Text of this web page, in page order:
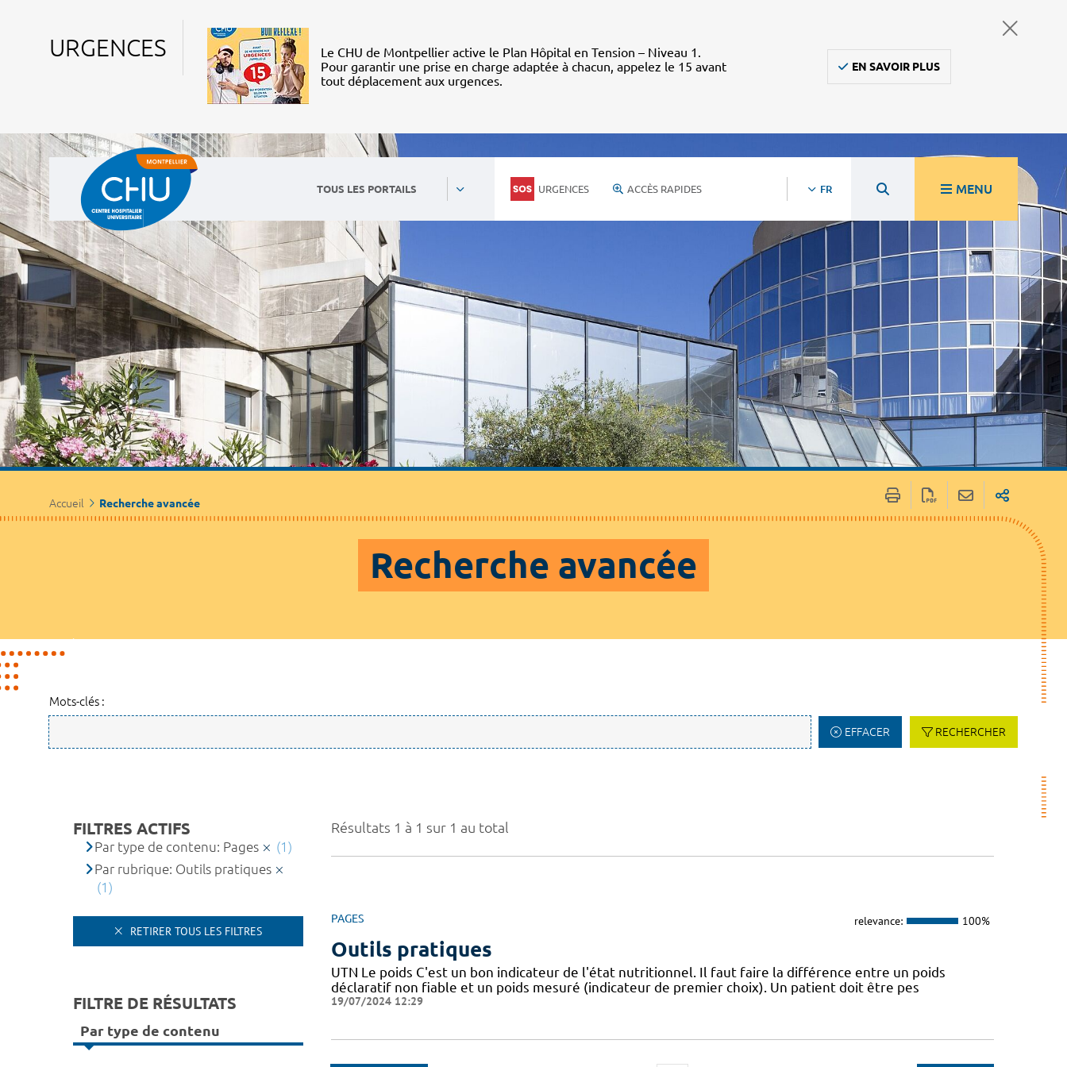
URGENCES
Le CHU de Montpellier active le Plan Hôpital en Tension – Niveau 1.
Pour garantir une prise en charge adaptée à chacun, appelez le 15 avant
tout déplacement aux urgences.
EN SAVOIR PLUS
TOUS LES PORTAILS URGENCES ACCÈS RAPIDES FR MENU
Accueil Recherche avancée
Recherche avancée
Mots-clés :
EFFACER RECHERCHER
Résultats 1 à 1 sur 1 au total
PAGES relevance: 100%
Outils pratiques
UTN Le poids C'est un bon indicateur de l'état nutritionnel. Il faut faire la différence entre un poids
déclaratif non fiable et un poids mesuré (indicateur de premier choix). Un patient doit être pes
19/07/2024 12:29
FILTRES ACTIFS
Par type de contenu: Pages
(1)
Par rubrique: Outils pratiques
(1)
RETIRER TOUS LES FILTRES
FILTRE DE RÉSULTATS
Par type de contenu